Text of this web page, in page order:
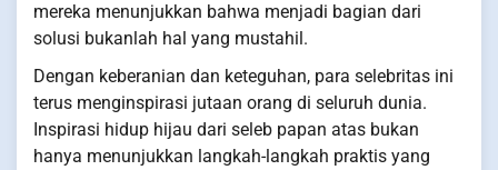
mereka menunjukkan bahwa menjadi bagian dari
solusi bukanlah hal yang mustahil.
Dengan keberanian dan keteguhan, para selebritas ini
terus menginspirasi jutaan orang di seluruh dunia.
Inspirasi hidup hijau dari seleb papan atas bukan
hanya menunjukkan langkah-langkah praktis yang